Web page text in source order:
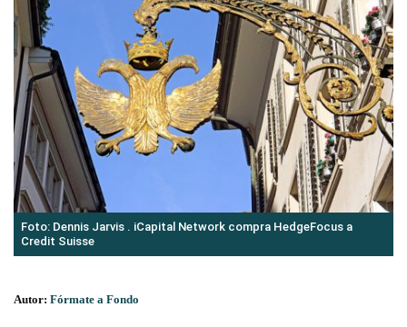
Foto: Dennis Jarvis . iCapital Network compra HedgeFocus a
Credit Suisse
Autor: Fórmate a Fondo